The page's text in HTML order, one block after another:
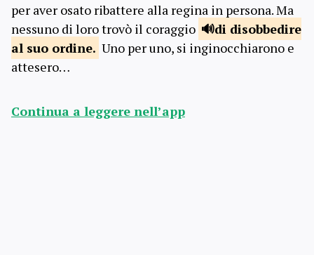
per aver osato ribattere alla regina in persona. Ma
nessuno di loro trovò il coraggio
di disobbedire
al suo ordine. Uno per uno, si inginocchiarono e
attesero…
Continua a leggere nell’app